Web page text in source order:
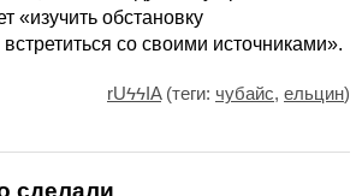
«изучить обстановку
со своими источниками».
rUϟϟIA(теги: чубайс, ельцин)
сделали